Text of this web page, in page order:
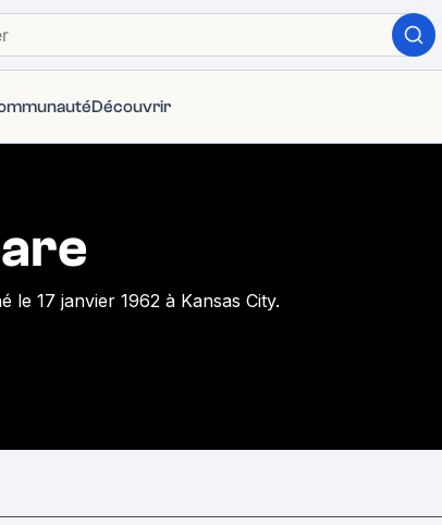
Découvrir
le 17 janvier 1962 à Kansas City.